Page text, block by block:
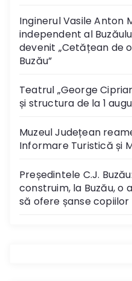
Inginerul Vasile Anton
independent al
devenit „Cetățean de
Buzău”
Teatrul „George
și structura de la 1
Muzeul Județean
Informare Turistică și
Președintele C.J.
construim, la Buzău,
să ofere șanse copiilor